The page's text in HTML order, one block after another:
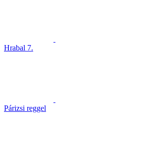
Hrabal 7.
Párizsi reggel